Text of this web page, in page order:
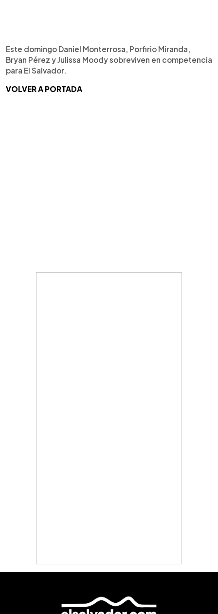
Este domingo Daniel Monterrosa, Porfirio Miranda,
Bryan Pérez y Julissa Moody sobreviven en competencia
para El Salvador.
VOLVER A PORTADA